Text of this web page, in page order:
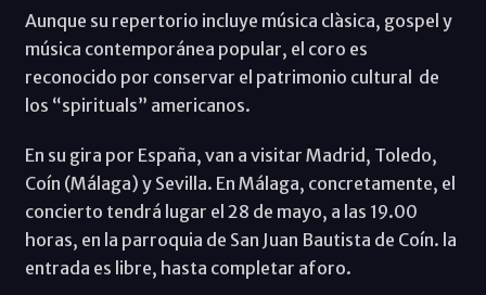
Aunque su repertorio incluye música clàsica, gospel y
música contemporánea popular, el coro es
reconocido por conservar el patrimonio cultural de
los “spirituals” americanos.
En su gira por España, van a visitar Madrid, Toledo,
Coín (Málaga) y Sevilla. En Málaga, concretamente, el
concierto tendrá lugar el 28 de mayo, a las 19.00
horas, en la parroquia de San Juan Bautista de Coín. la
entrada es libre, hasta completar aforo.